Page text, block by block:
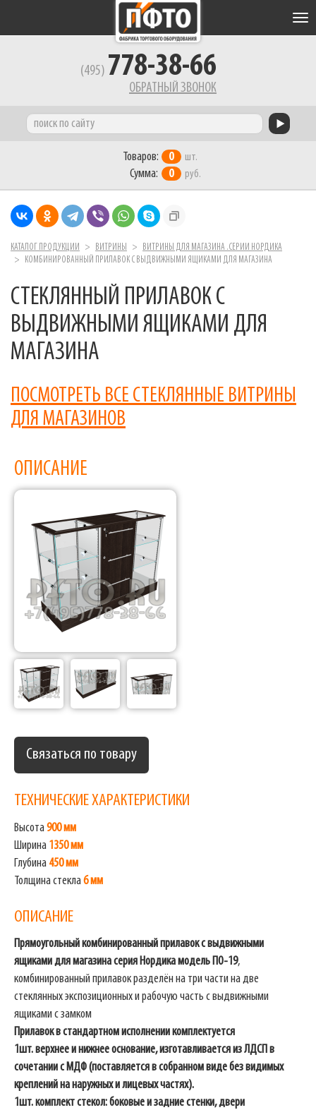
(495) 778-38-66
ОБРАТНЫЙ ЗВОНОК
Товаров: 0 шт.
Сумма: 0 руб.
КАТАЛОГ ПРОДУКЦИИ ВИТРИНЫ
ВИТРИНЫ ДЛЯ МАГАЗИНА .СЕРИИ НОРДИКА
КОМБИНИРОВАННЫЙ ПРИЛАВОК С ВЫДВИЖНЫМИ ЯЩИКАМИ ДЛЯ МАГАЗИНА
СТЕКЛЯННЫЙ ПРИЛАВОК С
ВЫДВИЖНЫМИ ЯЩИКАМИ ДЛЯ
МАГАЗИНА
ПОСМОТРЕТЬ ВСЕ СТЕКЛЯННЫЕ ВИТРИНЫ
ДЛЯ МАГАЗИНОВ
ОПИСАНИЕ
Связаться по товару
ТЕХНИЧЕСКИЕ ХАРАКТЕРИСТИКИ
Высота900 мм
Ширина 1350 мм
Глубина 450 мм
Толщина стекла6 мм
ОПИСАНИЕ
Прямоугольный комбинированный прилавок с выдвижными
ящиками для магазина серия Нордика модель ПO-19,
комбинированный прилавок разделён на три части на две
стеклянных экспозиционных и рабочую часть с выдвижными
ящиками с замком
Прилавок в стандартном исполнении комплектуется
1шт. верхнее и нижнее основание, изготавливается из ЛДСП в
сочетании с МДФ (поставляется в собранном виде без видимых
креплений на наружных и лицевых частях).
1шт. комплект стекол: боковые и задние стенки, двери